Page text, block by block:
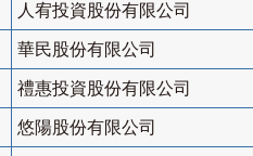
人宥投資股份有限公司
華民股份有限公司
禮惠投資股份有限公司
悠陽股份有限公司